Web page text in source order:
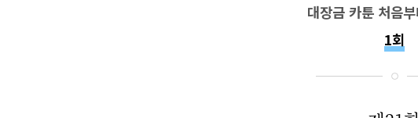
대장금 카툰 처음
1회